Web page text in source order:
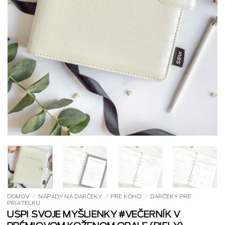
DOMOV / NÁPADY NA DARČEKY / PRE KOHO /
DARČEKY PRE
PRIATEĽKU
USPI SVOJE MYŠLIENKY #VEČERNÍK V